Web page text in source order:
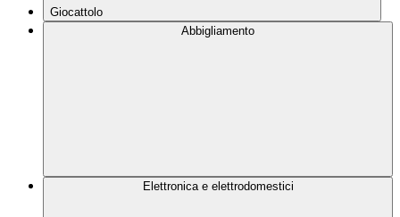
Giocattolo
Abbigliamento
Elettronica e elettrodomestici